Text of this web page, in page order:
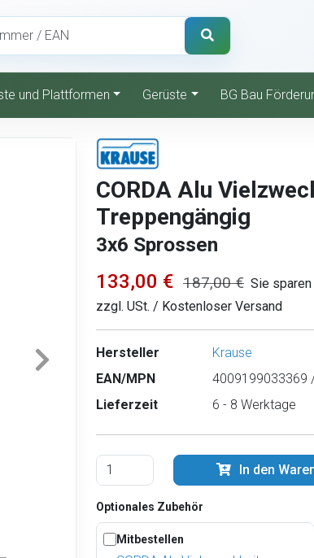
und Plattformen Gerüste BG Bau
CORDA Alu
Treppengängig
3x6 Sprossen
133,00 € 187,00 € Sie
zzgl. USt. / Kostenloser Versand
Hersteller
Krause
EAN/MPN
4009199033369
Lieferzeit
6 - 8 Werktage
In den
Optionales Zubehör
Mitbestellen